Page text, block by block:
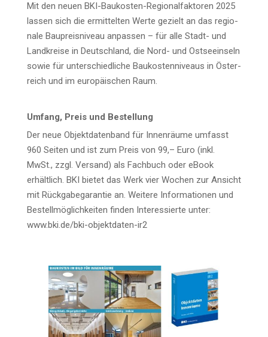
Mit den neu­en BKI-Bau­kos­ten-Regio­nal­fak­to­ren 2025
las­sen sich die ermit­tel­ten Wer­te gezielt an das regio­
na­le Bau­preis­ni­veau anpas­sen – für alle Stadt- und
Land­krei­se in Deutsch­land, die Nord- und Ost­see­inseln
sowie für unter­schied­li­che Bau­kos­ten­ni­veaus in Öster­
reich und im euro­päi­schen Raum.
Umfang, Preis und Bestellung
Der neue Objekt­da­ten­band für Innen­räu­me umfasst
960 Sei­ten und ist zum Preis von 99,– Euro (inkl.
MwSt., zzgl. Ver­sand) als Fach­buch oder eBook
erhält­lich. BKI bie­tet das Werk vier Wochen zur Ansicht
mit Rück­ga­be­ga­ran­tie an. Wei­te­re Infor­ma­tio­nen und
Bestell­mög­lich­kei­ten fin­den Inter­es­sier­te unter:
www.bki.de/bki-objektdaten-ir2